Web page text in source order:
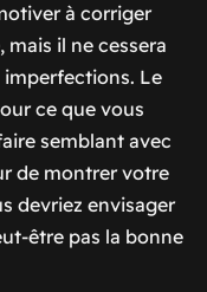
à corriger
il ne cessera
imperfections. Le
ce que vous
semblant avec
de montrer votre
devriez envisager
être pas la bonne